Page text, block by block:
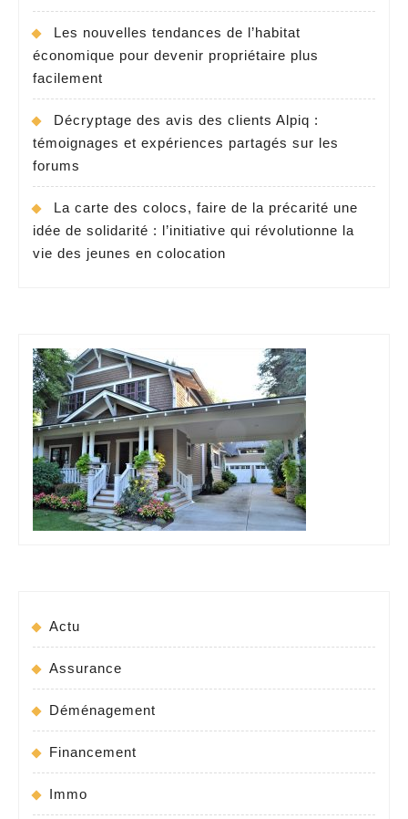
Les nouvelles tendances de l’habitat
économique pour devenir propriétaire plus
facilement
Décryptage des avis des clients Alpiq :
témoignages et expériences partagés sur les
forums
La carte des colocs, faire de la précarité une
idée de solidarité : l’initiative qui révolutionne la
vie des jeunes en colocation
Actu
Assurance
Déménagement
Financement
Immo